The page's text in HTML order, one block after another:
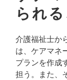
られ
介護福祉士か
は、ケアマネ
プランを作成
担う。また、